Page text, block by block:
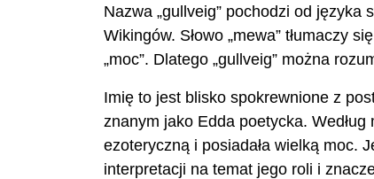
Nazwa „gullveig” pochodzi od
Wikingów. Słowo „mewa” tłumaczy
„moc”. Dlatego „gullveig” można
Imię to jest blisko spokrewnione z
znanym jako Edda poetycka.
ezoteryczną i posiadała wielką moc.
interpretacji na temat jego roli i